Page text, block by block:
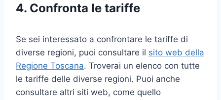
4. Confronta le tariffe
Se sei interessato a confrontare le tariffe di
diverse regioni, puoi consultare il sito web della
Regione Toscana. Troverai un elenco con tutte
le tariffe delle diverse regioni. Puoi anche
consultare altri siti web, come quello